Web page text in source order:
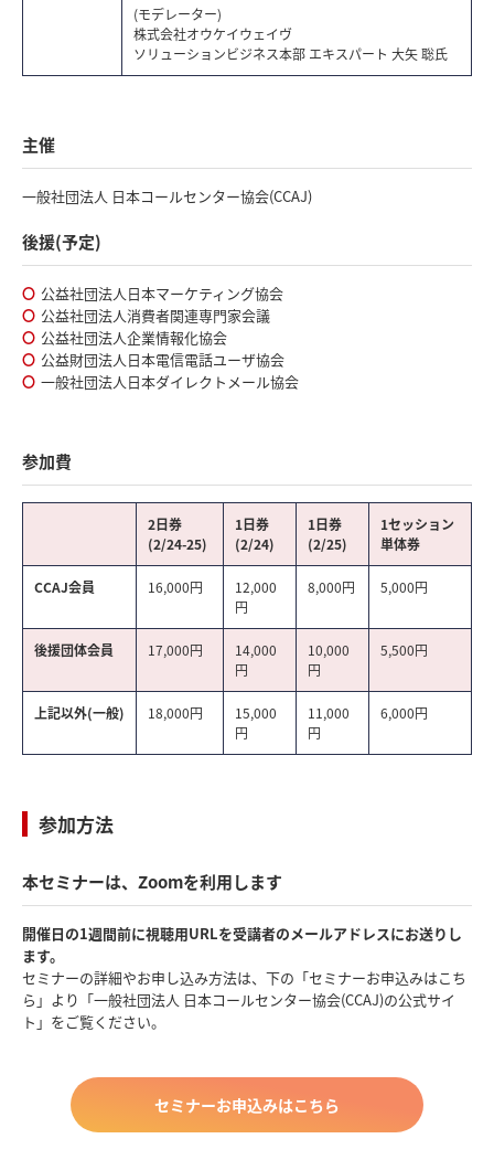
(モデレーター)
株式会社オウケイウェイヴ
ソリューションビジネス本部 エキスパート 大矢 聡氏
主催
一般社団法人 日本コールセンター協会(CCAJ)
後援(予定)
公益社団法人日本マーケティング協会
公益社団法人消費者関連専門家会議
公益社団法人企業情報化協会
公益財団法人日本電信電話ユーザ協会
一般社団法人日本ダイレクトメール協会
参加費
2日券
(2/24-25)
1日券
(2/24)
1日券
(2/25)
1セッション
単体券
CCAJ会員 16,000円
12,000
円
8,000円 5,000円
後援団体会員 17,000円
14,000
円
10,000
円
5,500円
上記以外(一般) 18,000円
15,000
円
11,000
円
6,000円
参加方法
本セミナーは、Zoomを利用します
開催日の1週間前に視聴用URLを受講者のメールアドレスにお送りし
ます。
セミナーの詳細やお申し込み方法は、下の「セミナーお申込みはこち
ら」より「一般社団法人 日本コールセンター協会(CCAJ)の公式サイ
ト」をご覧ください。
セミナーお申込みはこちら